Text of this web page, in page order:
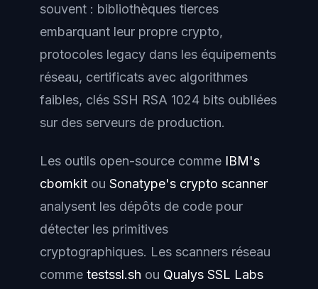
souvent : bibliothèques tierces
embarquant leur propre crypto,
protocoles legacy dans les équipements
réseau, certificats avec algorithmes
faibles, clés SSH RSA 1024 bits oubliées
sur des serveurs de production.
Les outils open-source comme IBM's
cbomkit ou Sonatype's crypto scanner
analysent les dépôts de code pour
détecter les primitives
cryptographiques. Les scanners réseau
comme testssl.sh ou Qualys SSL Labs